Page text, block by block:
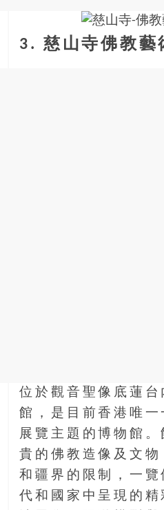
3. 慈山寺佛教藝
位於觀音聖像底蓮
館，是目前香港唯
展覽主題的博物館
貴的佛教造像及文
和疆界的限制，一
代和國家中呈現的精